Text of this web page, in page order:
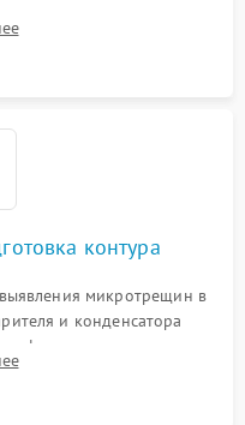
проверка термостата и
дисплея.
контура
микротрещин в
и конденсатора
фильтра-осушителя и
устранения засоров.